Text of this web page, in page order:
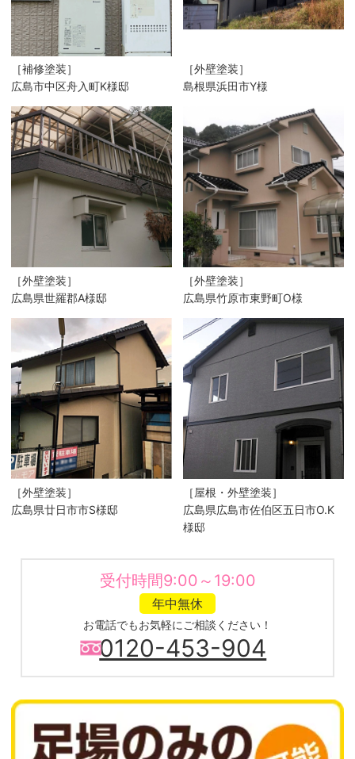
［補修塗装］
広島市中区舟入町K様邸
［外壁塗装］
島根県浜田市Y様
［外壁塗装］
広島県世羅郡A様邸
［外壁塗装］
広島県竹原市東野町O様
［外壁塗装］
広島県廿日市市S様邸
［屋根・外壁塗装］
広島県広島市佐伯区五日市O.K
様邸
受付時間9:00～19:00
年中無休
お電話でもお気軽にご相談ください！
0120-453-904